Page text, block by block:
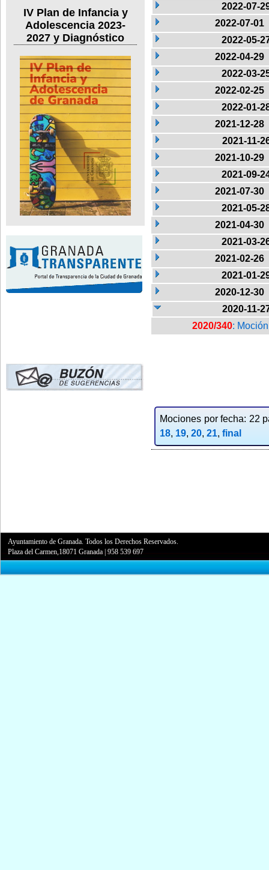
IV Plan de Infancia y
Adolescencia 2023-
2027 y Diagnóstico
2022-07-
2022-07-01
2022-05-
2022-04-29
2022-03-
2022-02-25
2022-01-
2021-12-28
2021-11-
2021-10-29
2021-09-
2021-07-30
2021-05-
2021-04-30
2021-03-
2021-02-26
2021-01-
2020-12-30
2020-11-
2020/340:
Mociones por fecha: 22
18, 19, 20, 21, final
Ayuntamiento de Granada. Todos los Derechos Reservados.
Plaza del Carmen,18071 Granada |958 539 697